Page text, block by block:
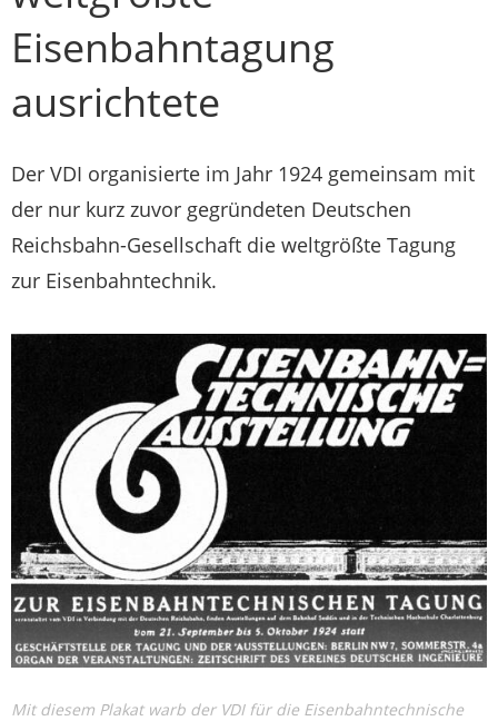
Eisenbahntagung
ausrichtete
Der VDI organisierte im Jahr 1924 gemeinsam mit
der nur kurz zuvor gegründeten Deutschen
Reichsbahn-Gesellschaft die weltgrößte Tagung
zur Eisenbahntechnik.
Mit diesem Plakat warb der VDI für die Eisenbahntechnische